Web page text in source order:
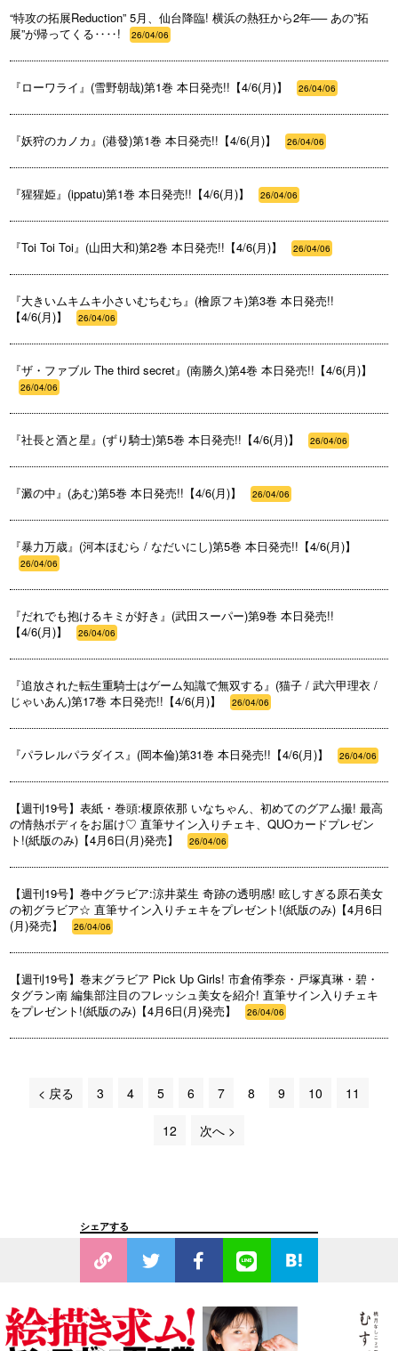
“特攻の拓展Reduction” 5月、仙台降臨! 横浜の熱狂から2年── あの”拓
展”が帰ってくる‥‥!
26/04/06
『ローワライ』(雪野朝哉)第1巻 本日発売!!【4/6(月)】 26/04/06
『妖狩のカノカ』(港發)第1巻 本日発売!!【4/6(月)】 26/04/06
『猩猩姫』(ippatu)第1巻 本日発売!!【4/6(月)】 26/04/06
『Toi Toi Toi』(山田大和)第2巻 本日発売!!【4/6(月)】 26/04/06
『大きいムキムキ小さいむちむち』(檜原フキ)第3巻 本日発売!!
【4/6(月)】
26/04/06
『ザ・ファブル The third secret』(南勝久)第4巻 本日発売!!【4/6(月)】
26/04/06
『社長と酒と星』(ずり騎士)第5巻 本日発売!!【4/6(月)】 26/04/06
『澱の中』(あむ)第5巻 本日発売!!【4/6(月)】 26/04/06
『暴力万歳』(河本ほむら / なだいにし)第5巻 本日発売!!【4/6(月)】
26/04/06
『だれでも抱けるキミが好き』(武田スーパー)第9巻 本日発売!!
【4/6(月)】
26/04/06
『追放された転生重騎士はゲーム知識で無双する』(猫子 / 武六甲理衣 /
じゃいあん)第17巻 本日発売!!【4/6(月)】
26/04/06
『パラレルパラダイス』(岡本倫)第31巻 本日発売!!【4/6(月)】 26/04/06
【週刊19号】表紙・巻頭:榎原依那 いなちゃん、初めてのグアム撮! 最高
の情熱ボディをお届け♡ 直筆サイン入りチェキ、QUOカードプレゼン
ト!(紙版のみ)【4月6日(月)発売】
26/04/06
【週刊19号】巻中グラビア:涼井菜生 奇跡の透明感! 眩しすぎる原石美女
の初グラビア☆ 直筆サイン入りチェキをプレゼント!(紙版のみ)【4月6日
(月)発売】
26/04/06
【週刊19号】巻末グラビア Pick Up Girls! 市倉侑季奈・戸塚真琳・碧・
タグラン南 編集部注目のフレッシュ美女を紹介! 直筆サイン入りチェキ
をプレゼント!(紙版のみ)【4月6日(月)発売】
26/04/06
< 戻る 3 4 5 6 7 8 9 10 11
12 次へ >
シェアする